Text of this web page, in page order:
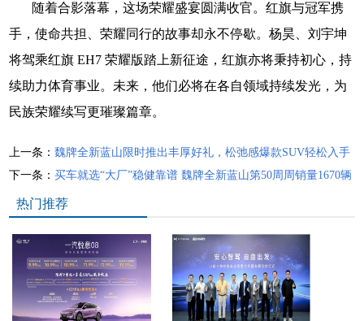
随着合影落幕，这场荣耀盛宴圆满收官。红旗与冠军携
手，使命共担、荣耀同行的故事却永不停歇。杨昊、刘宇坤
将驾乘红旗 EH7荣耀版踏上新征途，红旗亦将秉持初心，持
续助力体育事业。未来，他们必将在各自领域持续发光，为
民族荣耀续写更璀璨篇章。
上一条：魏牌全新蓝山限时推出丰厚好礼，松弛感爆款SUV轻松入手
下一条：买车就选“大厂”稳健靠谱 魏牌全新蓝山第50周周销量1670辆
热门推荐